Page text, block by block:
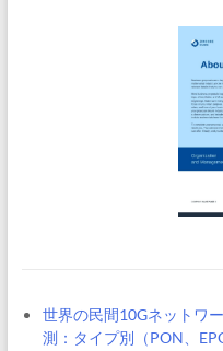
世界の民間10Gネットワ
測：タイプ別（PON、